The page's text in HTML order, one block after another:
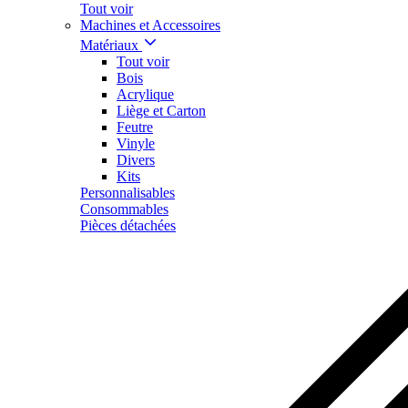
Tout voir
Machines et Accessoires
Matériaux
Tout voir
Bois
Acrylique
Liège et Carton
Feutre
Vinyle
Divers
Kits
Personnalisables
Consommables
Pièces détachées